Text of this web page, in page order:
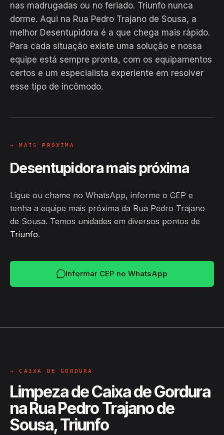
nas madrugadas ou no feriado. Triunfo nunca
dorme. Aqui na Rua Pedro Trajano de Sousa, a
melhor Desentupidora é a que chega mais rápido.
Para cada situação existe uma solução e nossa
equipe está sempre pronta, com os equipamentos
certos e um especialista experiente em resolver
esse tipo de incômodo.
EM CAMPO
Hiroshiro · Rua Pedro Trajano de
→ MAIS PRÓXIMA
Desentupidora mais próxima
Ligue ou chame no WhatsApp, informe o CEP e
tenha a equipe mais próxima da Rua Pedro Trajano
de Sousa. Temos unidades em diversos pontos de
Triunfo.
Informar CEP no WhatsApp
→ CAIXA DE GORDURA
Limpeza de Caixa de Gordura
na Rua Pedro Trajano de
Sousa, Triunfo